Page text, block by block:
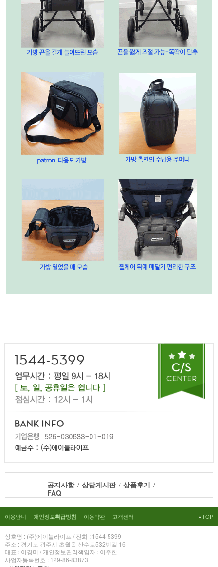
공지사항/ 상담게시판/ 상품후기 /
FAQ
이용안내 | 개인정보취급방침 | 이용약관 | 고객센터 TOP
상호명 : (주)에이블라이프 / 전화 : 1544-5399
주소 : 경기도 광주시 초월읍 산수로532번길 16
대표 : 이경미 / 개인정보관리책임자 : 이주한
사업자등록번호 : 129-86-83873